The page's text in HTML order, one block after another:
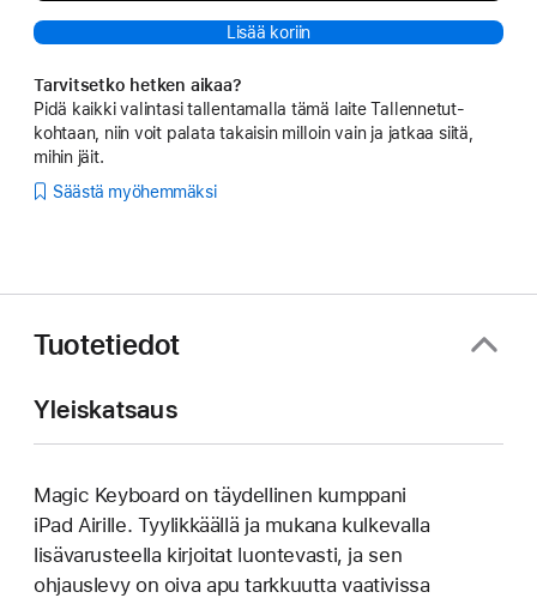
Lisää koriin
Tarvitsetko hetken aikaa?
Pidä kaikki valintasi tallentamalla tämä laite Tallennetut-
kohtaan, niin voit palata takaisin milloin vain ja jatkaa siitä,
mihin jäit.
Säästä myöhemmäksi
Tuotetiedot
Yleiskatsaus
Magic Keyboard on täydellinen kumppani
iPad Airille. Tyylikkäällä ja mukana kulkevalla
lisävarusteella kirjoitat luontevasti, ja sen
ohjauslevy on oiva apu tarkkuutta vaativissa